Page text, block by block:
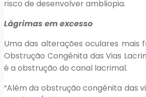
risco de desenvolver ambliopia.
Lágrimas em excesso
Uma das alterações oculares
Obstrução Congênita das Vias
é a obstrução do canal lacrimal.
“Além da obstrução congênita das